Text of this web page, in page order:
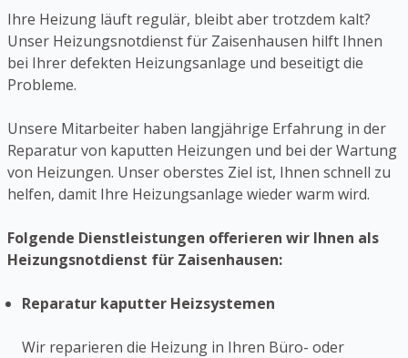
Ihre Heizung läuft regulär, bleibt aber trotzdem kalt?
Unser Heizungsnotdienst für Zaisenhausen hilft Ihnen
bei Ihrer defekten Heizungsanlage und beseitigt die
Probleme.
Unsere Mitarbeiter haben langjährige Erfahrung in der
Reparatur von kaputten Heizungen und bei der Wartung
von Heizungen. Unser oberstes Ziel ist, Ihnen schnell zu
helfen, damit Ihre Heizungsanlage wieder warm wird.
Folgende Dienstleistungen offerieren wir Ihnen als
Heizungsnotdienst für Zaisenhausen:
Reparatur kaputter Heizsystemen
Wir reparieren die Heizung in Ihren Büro- oder